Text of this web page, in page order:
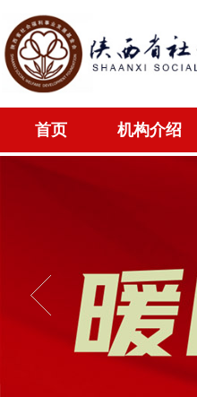
首页 机构介绍